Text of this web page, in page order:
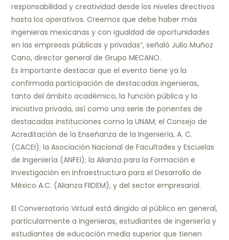
responsabilidad y creatividad desde los niveles directivos
hasta los operativos. Creemos que debe haber más
ingenieras mexicanas y con igualdad de oportunidades
en las empresas públicas y privadas“, señaló Julio Muñoz
Cano, director general de Grupo MECANO.
Es importante destacar que el evento tiene ya la
confirmada participación de destacadas ingenieras,
tanto del ámbito académico, la función pública y la
iniciativa privada, así como una serie de ponentes de
destacadas instituciones como la UNAM; el Consejo de
Acreditación de la Enseñanza de la Ingeniería, A. C.
(CACEI); la Asociación Nacional de Facultades y Escuelas
de Ingeniería (ANFEI); la Alianza para la Formación e
Investigación en Infraestructura para el Desarrollo de
México A.C. (Alianza FIIDEM), y del sector empresarial.
El Conversatorio Virtual está dirigido al público en general,
particularmente a ingenieras, estudiantes de ingeniería y
estudiantes de educación media superior que tienen